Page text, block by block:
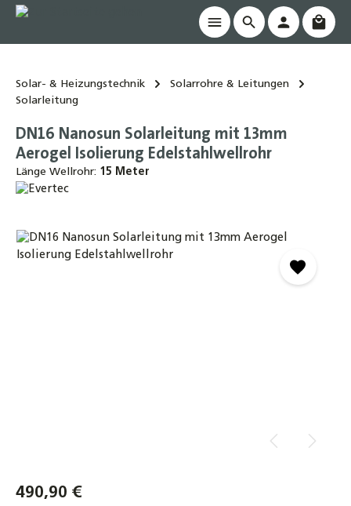
springen
Solar- & Heizungstechnik
Solarrohre & Leitungen
Solarleitung
DN16 Nanosun Solarleitung mit 13mm
Aerogel Isolierung Edelstahlwellrohr
Länge Wellrohr: 15 Meter
Bildergalerie überspringen
490,90 €